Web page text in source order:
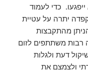
כדי לעמוד
יתרה על עטיית
מהתקבצות
רבות משתתפים לזום
דעת ולגלות
ולצמצם את